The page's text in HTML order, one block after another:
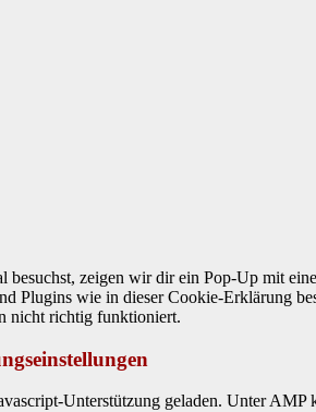
besuchst, zeigen wir dir ein Pop-Up mit
Plu­g­ins wie in dieser Cook­ie-Erk­lärung
nicht richtig funk­tion­iert.
Unter­stützung geladen. Unter